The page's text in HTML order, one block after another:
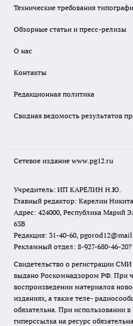
Технические требования
Обзорные статьи и пресс-релизы
О нас
Контакты
Редакционная политика
Сводная ведомость результатов
Сетевое издание www.pg12.ru
Учредитель: ИП КАРЕЛИН Н.Ю.
Главный редактор: Карелин
Адрес: 424000, Республика Марий
63В
Редакция: 31-40-60,
Рекламный отдел: 8-927-680-46-
Свидетельство о регистрации
выдано Роскомнадзором РФ. При
воспроизведении материалов
изданиях, а также теле-
обязательна. При использовании
гиперссылка на ресурс